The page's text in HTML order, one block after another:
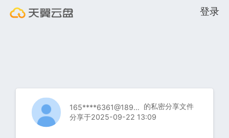
登录
165****6361@189.cn 的私密分享文件
分享于2025-09-22 13:09